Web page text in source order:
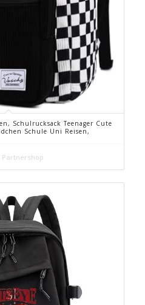
Schulrucksack Teenager Cute
Schule Uni Reisen,
Partnershop